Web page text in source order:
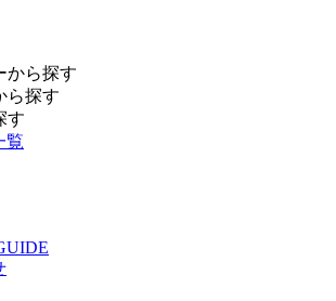
から探す
ら探す
す
覧